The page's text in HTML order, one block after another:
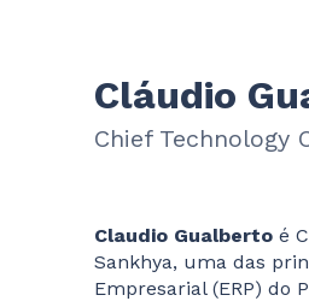
Cláudio
Chief Technology
Claudio Gualberto é
Sankhya, uma das
Empresarial (ERP) do